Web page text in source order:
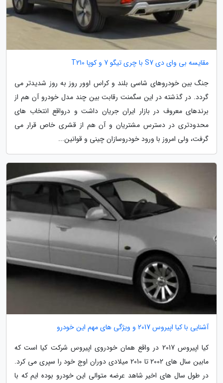
مقایسه بی وای دی S7 با چری تیگو 7 و کوپا T210
جنگ بین خودروهای شاسی بلند و کراس اوور روز به روز شدیدتر می
گردد. در گذشته در این سگمنت رقابت بین چند مدل خودرو آن هم از
برندهای معروف در بازار ایران جریان داشت و درواقع انتخاب های
محدودتری در دسترس مشتریان و آن هم از قشری خاص قرار می
گرفت، ولی امروز با ورود خودروسازان چینی و قوانین...
آشنایی با کیا اپیروس 2017 و ویژگی های مهم این خودرو
کیا اپیروس 2017 در واقع همان خودروی اپیروس شرکت کیا است که
مابین سال های 2002 تا 2010 میلادی دوران اوج خود را سپری می کرد.
در طول سال های اخیر شاهد عرضه متوالی این خودرو بوده ایم که با